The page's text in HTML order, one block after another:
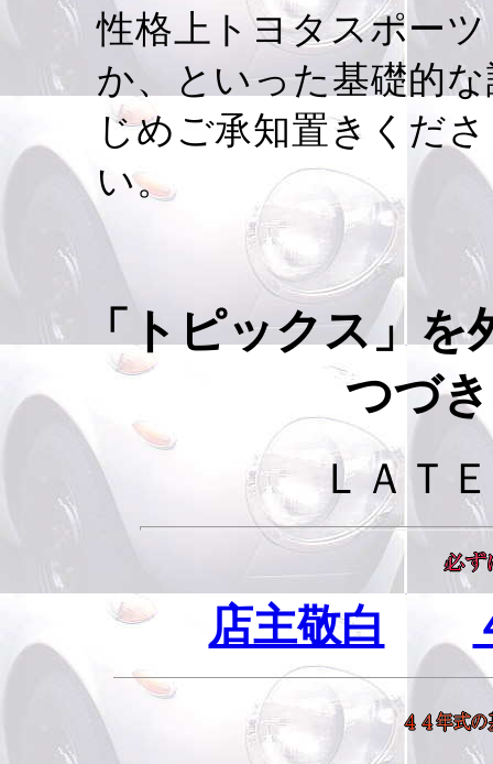
性格上トヨタスポー
か、といった基礎的
じめご承知置きくださ
い
「トピックス」を
つづ
ＬＡＴ
店主敬白